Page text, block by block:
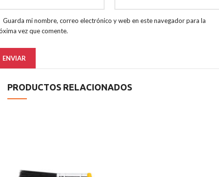
Guarda mi nombre, correo electrónico y web en este navegador para la
vez que comente.
PRODUCTOS RELACIONADOS